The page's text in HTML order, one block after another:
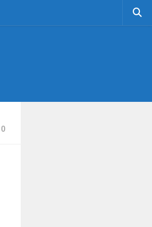
0